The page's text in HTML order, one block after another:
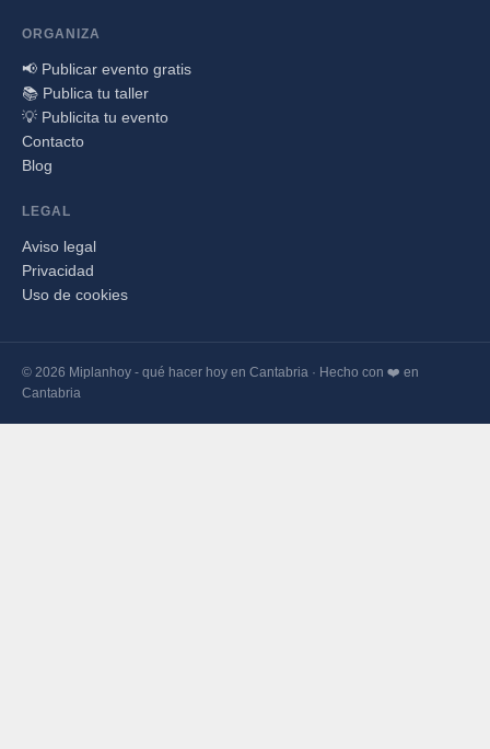
ORGANIZA
📢 Publicar evento gratis
📚 Publica tu taller
💡 Publicita tu evento
Contacto
Blog
LEGAL
Aviso legal
Privacidad
Uso de cookies
© 2026 Miplanhoy - qué hacer hoy en Cantabria · Hecho con ❤️ en
Cantabria